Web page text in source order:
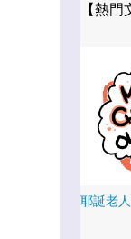
【熱門
耶誕老